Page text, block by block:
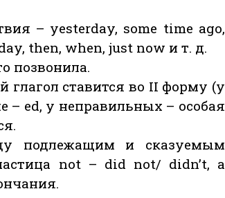
– yesterday, some time ago,
then, when, just now и т. д.
позвонила.
глагол ставится вo II форму (у
– ed, у неправильных – особая
подлежащим и сказуемым
not – did not/ didn’t, а